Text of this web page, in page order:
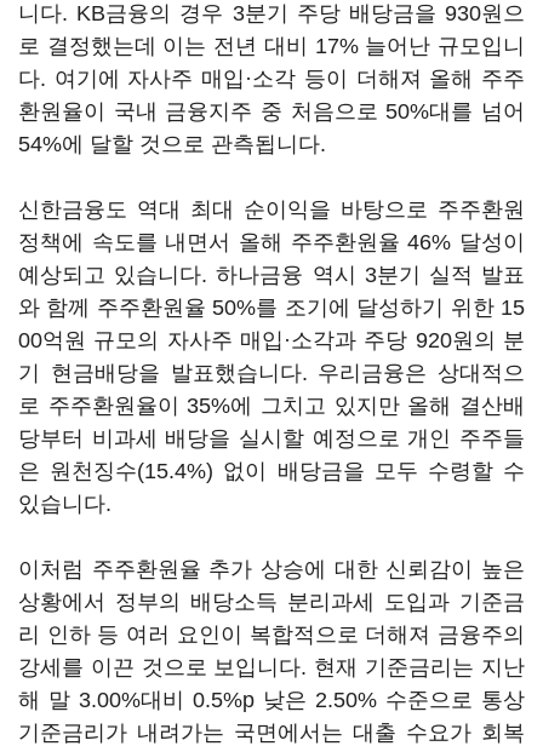
니다. KB금융의 경우 3분기 주당 배당금을 930원으
로 결정했는데 이는 전년 대비 17% 늘어난 규모입니
다. 여기에 자사주 매입·소각 등이 더해져 올해 주주
환원율이 국내 금융지주 중 처음으로 50%대를 넘어
54%에 달할 것으로 관측됩니다.
신한금융도 역대 최대 순이익을 바탕으로 주주환원
정책에 속도를 내면서 올해 주주환원율 46% 달성이
예상되고 있습니다. 하나금융 역시 3분기 실적 발표
와 함께 주주환원율 50%를 조기에 달성하기 위한 15
00억원 규모의 자사주 매입·소각과 주당 920원의 분
기 현금배당을 발표했습니다. 우리금융은 상대적으
로 주주환원율이 35%에 그치고 있지만 올해 결산배
당부터 비과세 배당을 실시할 예정으로 개인 주주들
은 원천징수(15.4%) 없이 배당금을 모두 수령할 수
있습니다.
이처럼 주주환원율 추가 상승에 대한 신뢰감이 높은
상황에서 정부의 배당소득 분리과세 도입과 기준금
리 인하 등 여러 요인이 복합적으로 더해져 금융주의
강세를 이끈 것으로 보입니다. 현재 기준금리는 지난
해 말 3.00%대비 0.5%p 낮은 2.50% 수준으로 통상
기준금리가 내려가는 국면에서는 대출 수요가 회복